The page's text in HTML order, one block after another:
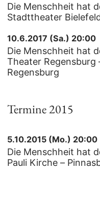
Die Menschheit hat
Stadttheater
10.6.2017 (Sa.) 20:00
Die Menschheit hat
Theater Regensburg
Regensburg
Termine 2015
5.10.2015 (Mo.) 20:00
Die Menschheit hat
Pauli Kirche –